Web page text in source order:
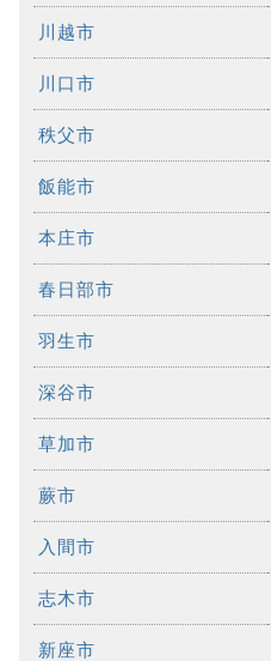
川越市
川口市
秩父市
飯能市
本庄市
春日部市
羽生市
深谷市
草加市
蕨市
入間市
志木市
新座市